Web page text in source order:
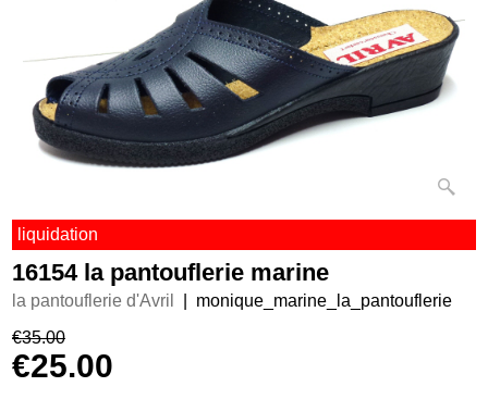
liquidation
16154 la pantouflerie marine
la pantouflerie d'Avril
monique_marine_la_pantouflerie
€35.00
€25.00